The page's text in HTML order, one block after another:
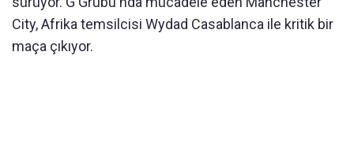
City, Afrika temsilcisi Wydad Casablanca ile kritik bir
maça çıkıyor.